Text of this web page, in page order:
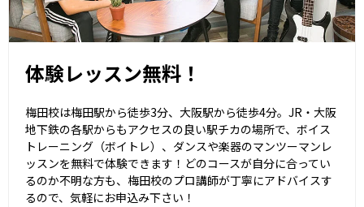
体験レッスン無料！
梅田校は梅田駅から徒歩3分、大阪駅から徒歩4分。JR・大阪
地下鉄の各駅からもアクセスの良い駅チカの場所で、ボイス
トレーニング（ボイトレ）、ダンスや楽器のマンツーマンレ
ッスンを無料で体験できます！どのコースが自分に合ってい
るのか不明な方も、梅田校のプロ講師が丁寧にアドバイスす
るので、気軽にお申込み下さい！